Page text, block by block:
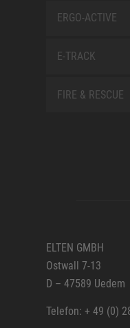
ERGO-ACTIVE
E-TRACK
FIRE & RESCUE
ELTEN GMBH
Ostwall 7-13
D – 47589 Uedem
Telefon: + 49 (0)